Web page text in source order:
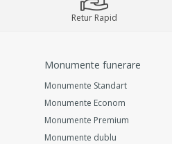
Retur Rapid
Monumente funerare
Monumente Standart
Monumente Econom
Monumente Premium
Monumente dublu